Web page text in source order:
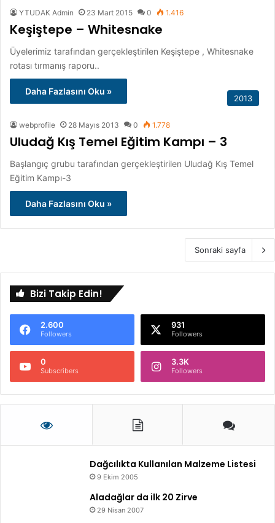
YTUDAK Admin 23 Mart 2015 0 1.416
Keşiştepe – Whitesnake
Üyelerimiz tarafından gerçekleştirilen Keşiştepe , Whitesnake
rotası tırmanış raporu..
Daha Fazlasını Oku »
2013
webprofile 28 Mayıs 2013 0 1.778
Uludağ Kış Temel Eğitim Kampı – 3
Başlangıç grubu tarafından gerçekleştirilen Uludağ Kış Temel
Eğitim Kampı-3
Daha Fazlasını Oku »
Sonraki sayfa
Bizi Takip Edin!
2.600
Followers
931
Followers
0
Subscribers
3.3K
Followers
Dağcılıkta Kullanılan Malzeme Listesi
9 Ekim 2005
Aladağlar da ilk 20 Zirve
29 Nisan 2007